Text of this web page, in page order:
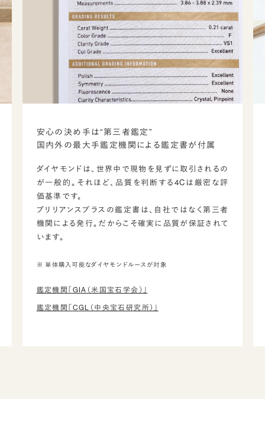
安心の決め手は“第三者鑑定”
国内外の最大手鑑定機関による鑑定書が付属
ダイヤモンドは、世界中で現物を見ずに取引されるの
が一般的。それほど、品質を判断する4Cは厳密な評
価基準です。
ブリリアンスプラスの鑑定書は、自社ではなく第三者
機関による発行。だからこそ確実に品質が保証されて
います。
※ 単体購入可能なダイヤモンドルースが対象
鑑定機関「GIA（米国宝石学会）」
鑑定機関「CGL（中央宝石研究所）」